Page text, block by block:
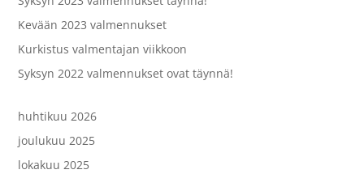
Kevään 2023 valmennukset
Kurkistus valmentajan viikkoon
Syksyn 2022 valmennukset ovat täynnä!
huhtikuu 2026
joulukuu 2025
lokakuu 2025